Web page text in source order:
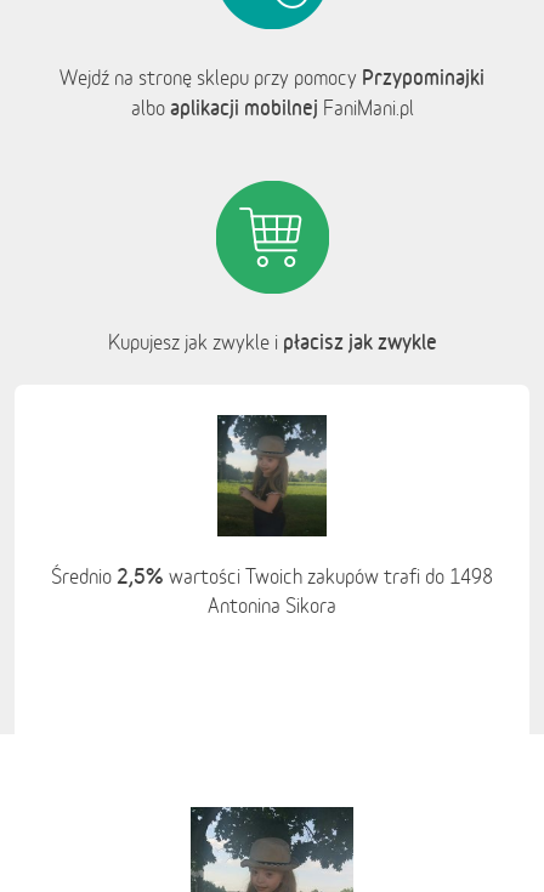
Wejdź na stronę sklepu przy pomocy Przypominajki
albo aplikacji mobilnej FaniMani.pl
Kupujesz jak zwykle i płacisz jak zwykle
Średnio 2,5% wartości Twoich zakupów trafi do 1498
Antonina Sikora